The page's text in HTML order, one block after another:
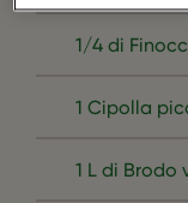
1/4 di
1 Cipolla
1 L di Brodo